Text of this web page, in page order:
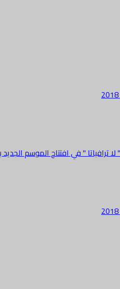
ترافياتا " في افتتاح الموسم الجديد